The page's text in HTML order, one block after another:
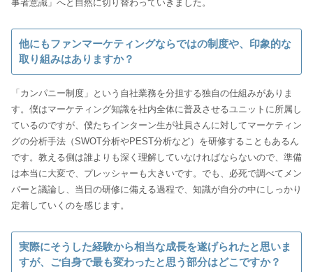
事者意識」へと自然に切り替わっていきました。
他にもファンマーケティングならではの制度や、印象的な
取り組みはありますか？
「カンパニー制度」という自社業務を分担する独自の仕組みがありま
す。僕はマーケティング知識を社内全体に普及させるユニットに所属し
ているのですが、僕たちインターン生が社員さんに対してマーケティン
グの分析手法（SWOT分析やPEST分析など）を研修することもあるん
です。教える側は誰よりも深く理解していなければならないので、準備
は本当に大変で、プレッシャーも大きいです。でも、必死で調べてメン
バーと議論し、当日の研修に備える過程で、知識が自分の中にしっかり
定着していくのを感じます。
実際にそうした経験から相当な成長を遂げられたと思いま
すが、ご自身で最も変わったと思う部分はどこですか？